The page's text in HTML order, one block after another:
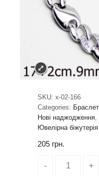
SKU: x-02-166
Categories:
Нові наджодження,
Ювелірна
205 грн.